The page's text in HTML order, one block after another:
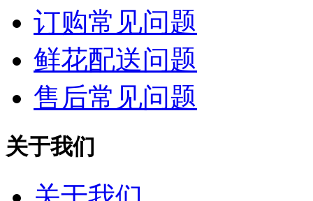
订购常见问题
鲜花配送问题
售后常见问题
关于我们